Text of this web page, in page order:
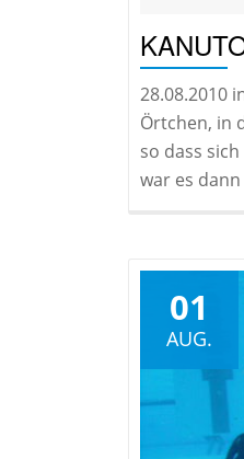
28.08.2010
Örtchen, in
so dass
war es
01
AUG.